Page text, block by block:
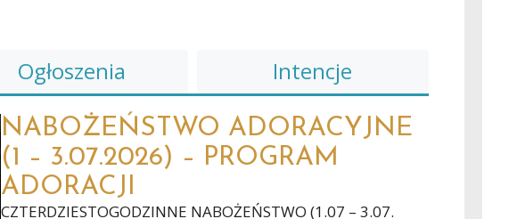
Ogłoszenia Intencje
NABOŻEŃSTWO ADORACYJNE
(1 – 3.07.2026) – PROGRAM
ADORACJI
CZTERDZIESTOGODZINNE NABOŻEŃSTWO (1.07 – 3.07.